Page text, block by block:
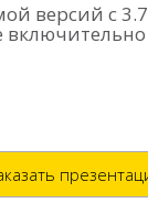
версий с 3.7
включительно